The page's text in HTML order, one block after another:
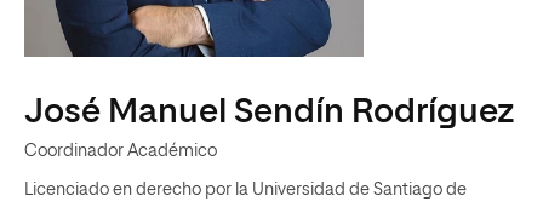
José Manuel Sendín Rodríguez
Coordinador Académico
Licenciado en derecho por la Universidad de Santiago de